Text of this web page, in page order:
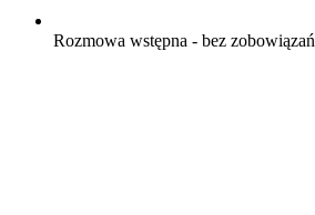
Rozmowa wstępna - bez zobowiązań